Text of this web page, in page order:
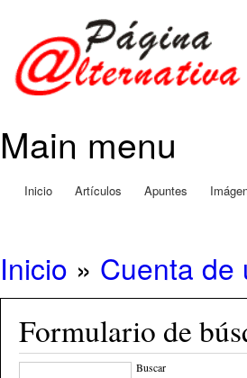
Main menu
Inicio Artículos Apuntes
Inicio » Cuenta de
Formulario de
Buscar